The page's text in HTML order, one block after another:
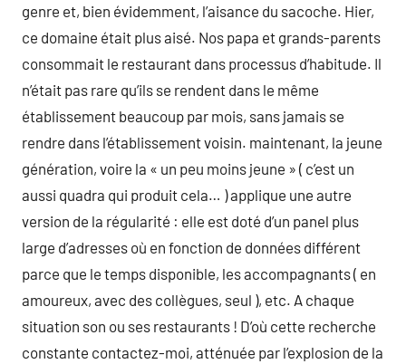
genre et, bien évidemment, l’aisance du sacoche. Hier,
ce domaine était plus aisé. Nos papa et grands-parents
consommait le restaurant dans processus d’habitude. Il
n’était pas rare qu’ils se rendent dans le même
établissement beaucoup par mois, sans jamais se
rendre dans l’établissement voisin. maintenant, la jeune
génération, voire la « un peu moins jeune » ( c’est un
aussi quadra qui produit cela… ) applique une autre
version de la régularité : elle est doté d’un panel plus
large d’adresses où en fonction de données différent
parce que le temps disponible, les accompagnants ( en
amoureux, avec des collègues, seul ), etc. A chaque
situation son ou ses restaurants ! D’où cette recherche
constante contactez-moi, atténuée par l’explosion de la